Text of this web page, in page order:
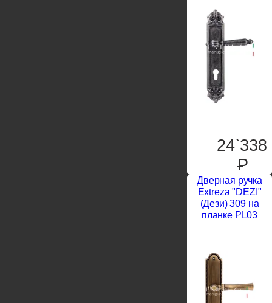
24`338
P
Дверная ручка
Extreza "DEZI"
(Дези) 309 на
планке PL03